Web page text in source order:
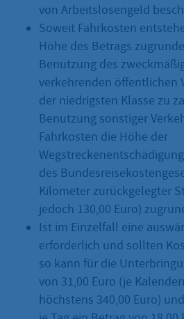
von Arbeitslosengeld
Soweit Fahrkosten
Höhe des Betrags
Benutzung des
verkehrenden öffentlichen
der niedrigsten Klasse zu
Benutzung sonstiger
Fahrkosten die Höhe der
des
Kilometer zurückgelegter
jedoch 130,00 Euro)
Ist im Einzelfall eine
erforderlich und sollten
so kann für die
von 31,00 Euro (je
höchstens 340,00 Euro)